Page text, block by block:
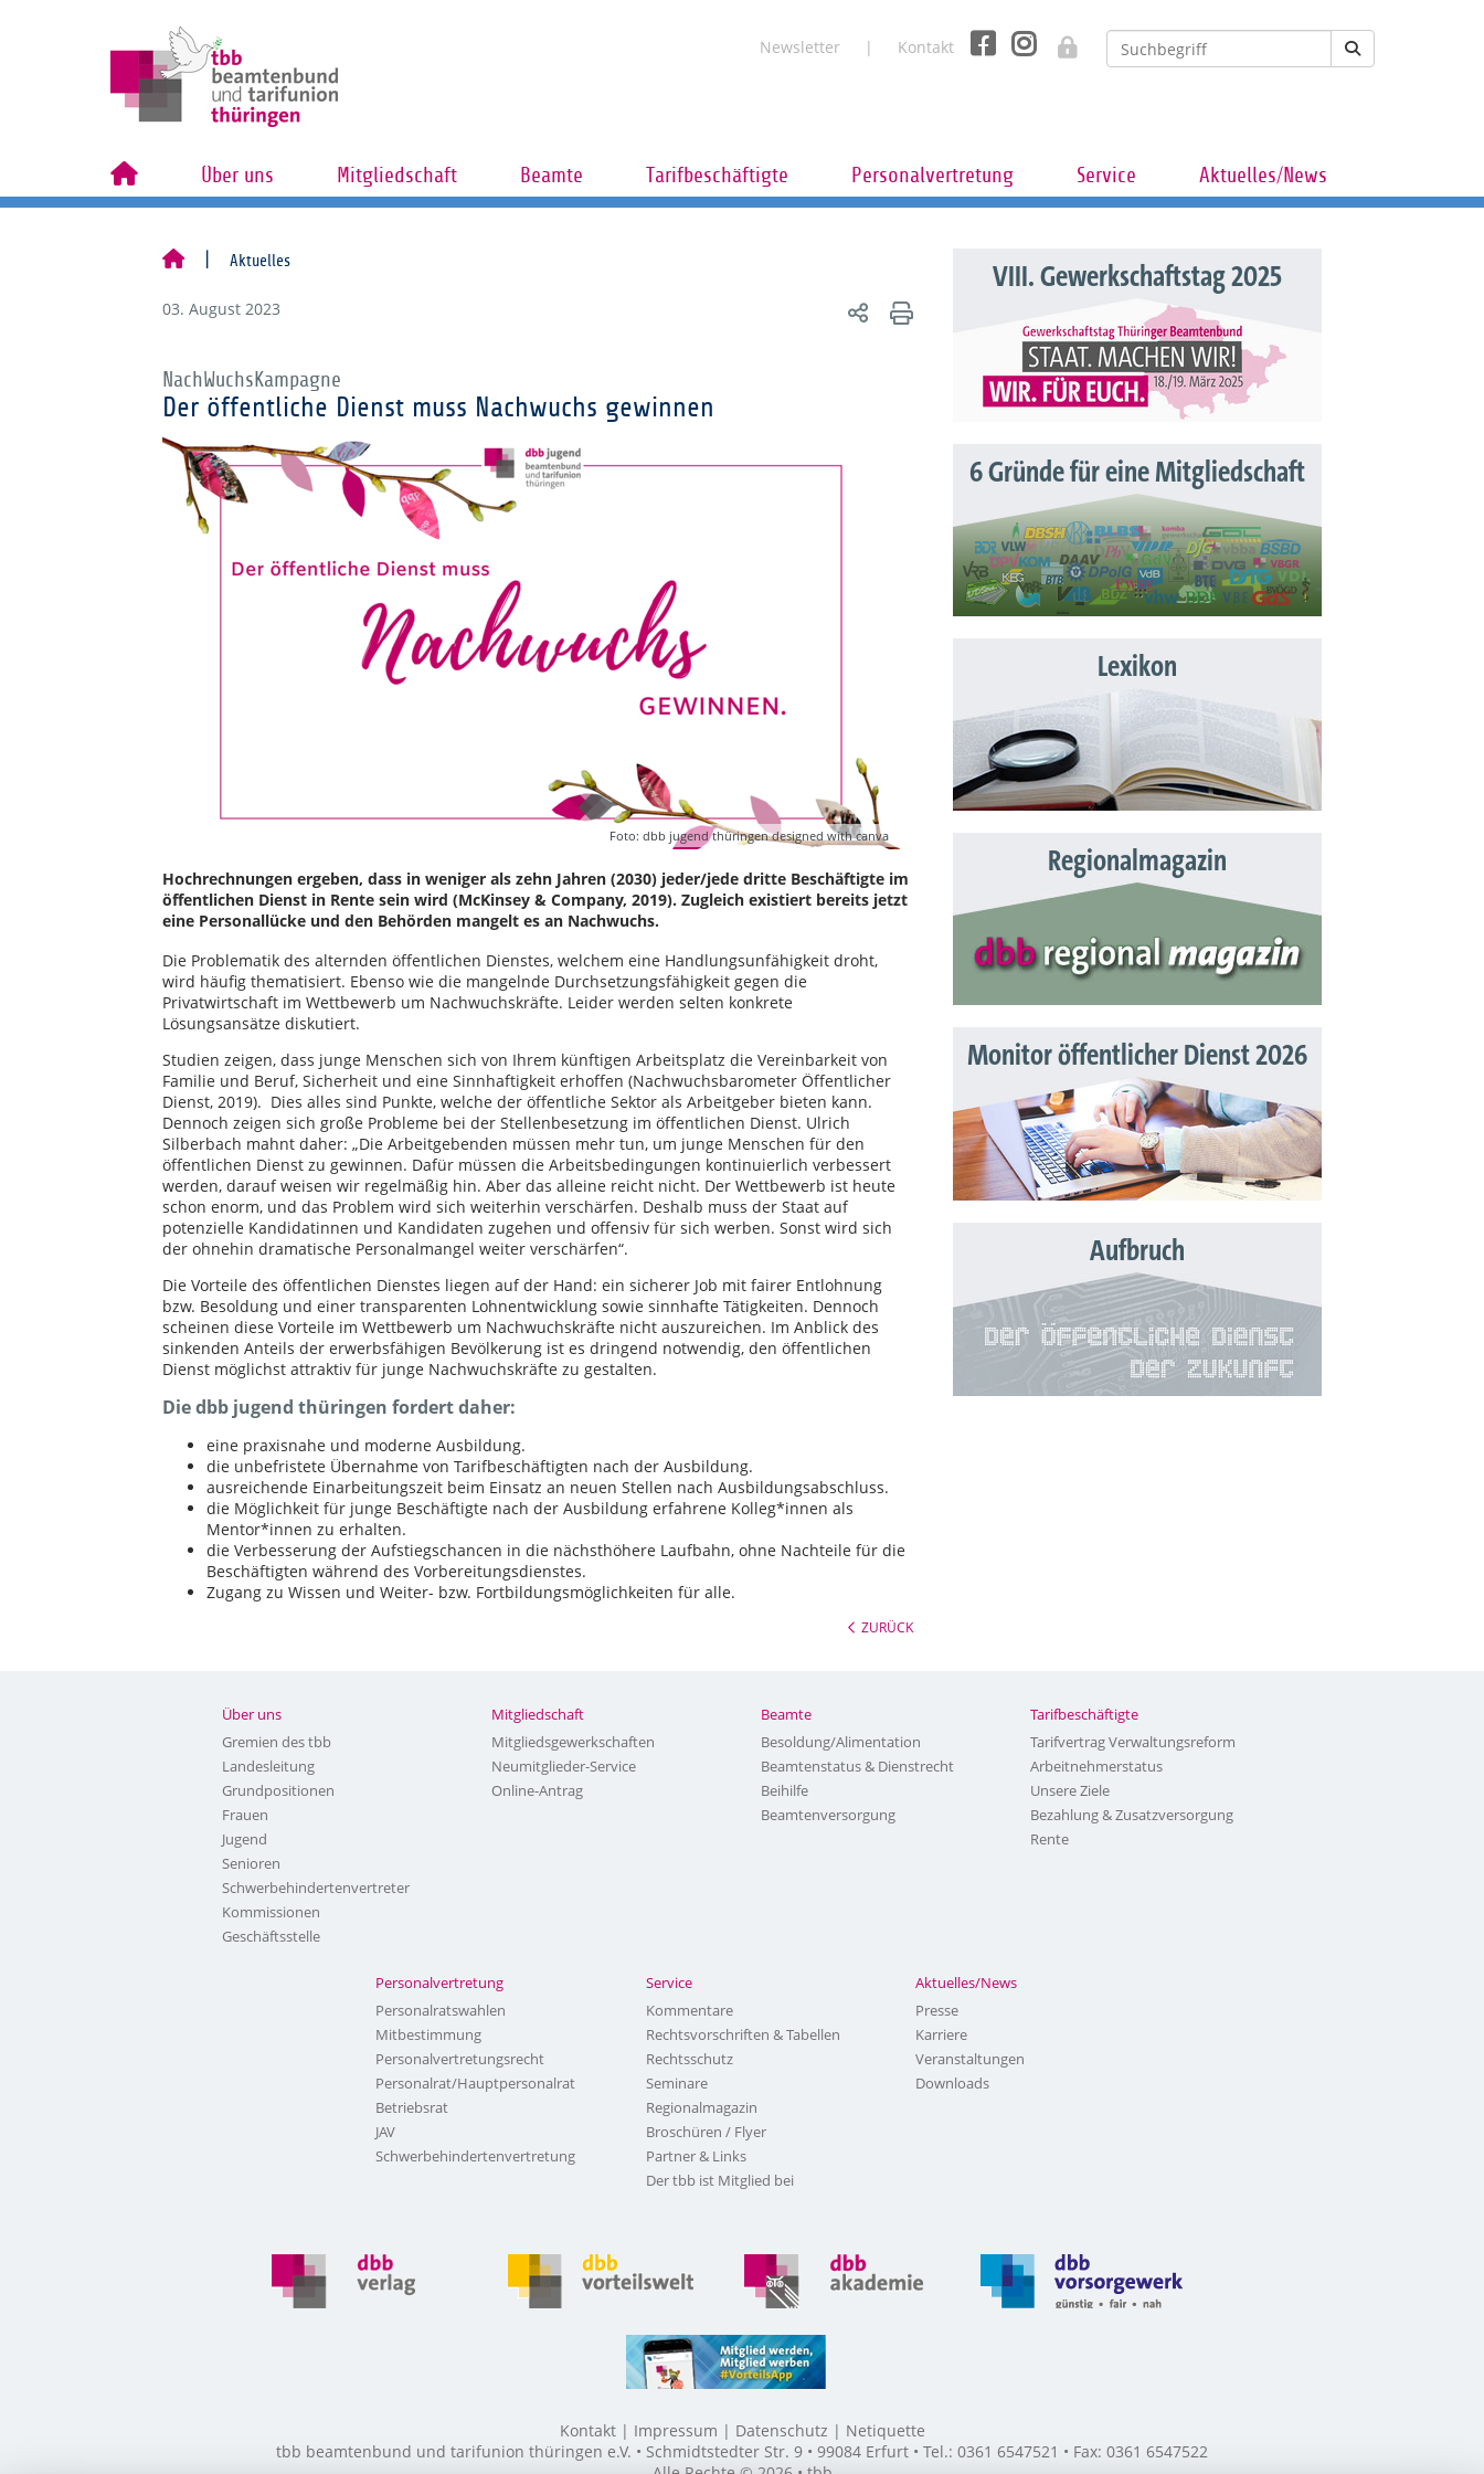
Newsletter Kontakt
Über uns Mitgliedschaft Beamte Tarifbeschäftigte Personalvertretung Service Aktuelles/News
Aktuelles
03. August 2023
NachWuchsKampagne
Der öffentliche Dienst muss Nachwuchs gewinnen
Foto: dbb jugend thüringen designed with canva
Hochrechnungen ergeben, dass in weniger als zehn Jahren (2030) jeder/jede dritte Beschäftigte im
öffentlichen Dienst in Rente sein wird (McKinsey & Company, 2019). Zugleich existiert bereits jetzt
eine Personallücke und den Behörden mangelt es an Nachwuchs.
Die Problematik des alternden öffentlichen Dienstes, welchem eine Handlungsunfähigkeit droht,
wird häufig thematisiert. Ebenso wie die mangelnde Durchsetzungsfähigkeit gegen die
Privatwirtschaft im Wettbewerb um Nachwuchskräfte. Leider werden selten konkrete
Lösungsansätze diskutiert.
Studien zeigen, dass junge Menschen sich von Ihrem künftigen Arbeitsplatz die Vereinbarkeit von
Familie und Beruf, Sicherheit und eine Sinnhaftigkeit erhoffen (Nachwuchsbarometer Öffentlicher
Dienst, 2019). Dies alles sind Punkte, welche der öffentliche Sektor als Arbeitgeber bieten kann.
Dennoch zeigen sich große Probleme bei der Stellenbesetzung im öffentlichen Dienst. Ulrich
Silberbach mahnt daher: „Die Arbeitgebenden müssen mehr tun, um junge Menschen für den
öffentlichen Dienst zu gewinnen. Dafür müssen die Arbeitsbedingungen kontinuierlich verbessert
werden, darauf weisen wir regelmäßig hin. Aber das alleine reicht nicht. Der Wettbewerb ist heute
schon enorm, und das Problem wird sich weiterhin verschärfen. Deshalb muss der Staat auf
potenzielle Kandidatinnen und Kandidaten zugehen und offensiv für sich werben. Sonst wird sich
der ohnehin dramatische Personalmangel weiter verschärfen“.
Die Vorteile des öffentlichen Dienstes liegen auf der Hand: ein sicherer Job mit fairer Entlohnung
bzw. Besoldung und einer transparenten Lohnentwicklung sowie sinnhafte Tätigkeiten. Dennoch
scheinen diese Vorteile im Wettbewerb um Nachwuchskräfte nicht auszureichen. Im Anblick des
sinkenden Anteils der erwerbsfähigen Bevölkerung ist es dringend notwendig, den öffentlichen
Dienst möglichst attraktiv für junge Nachwuchskräfte zu gestalten.
Die dbb jugend thüringen fordert daher:
eine praxisnahe und moderne Ausbildung.
die unbefristete Übernahme von Tarifbeschäftigten nach der Ausbildung.
ausreichende Einarbeitungszeit beim Einsatz an neuen Stellen nach Ausbildungsabschluss.
die Möglichkeit für junge Beschäftigte nach der Ausbildung erfahrene Kolleg*innen als
Mentor*innen zu erhalten.
die Verbesserung der Aufstiegschancen in die nächsthöhere Laufbahn, ohne Nachteile für die
Beschäftigten während des Vorbereitungsdienstes.
Zugang zu Wissen und Weiter- bzw. Fortbildungsmöglichkeiten für alle.
ZURÜCK
VIII. Gewerkschaftstag 2025
6 Gründe für eine Mitgliedschaft
Lexikon
Regionalmagazin
Monitor öffentlicher Dienst 2026
Aufbruch
Über uns
Gremien des tbb
Landesleitung
Grundpositionen
Frauen
Jugend
Senioren
Schwerbehindertenvertreter
Kommissionen
Geschäftsstelle
Mitgliedschaft
Mitgliedsgewerkschaften
Neumitglieder-Service
Online-Antrag
Beamte
Besoldung/Alimentation
Beamtenstatus & Dienstrecht
Beihilfe
Beamtenversorgung
Tarifbeschäftigte
Tarifvertrag Verwaltungsreform
Arbeitnehmerstatus
Unsere Ziele
Bezahlung & Zusatzversorgung
Rente
Personalvertretung
Personalratswahlen
Mitbestimmung
Personalvertretungsrecht
Personalrat/Hauptpersonalrat
Betriebsrat
JAV
Schwerbehindertenvertretung
Service
Kommentare
Rechtsvorschriften & Tabellen
Rechtsschutz
Seminare
Regionalmagazin
Broschüren / Flyer
Partner & Links
Der tbb ist Mitglied bei
Aktuelles/News
Presse
Karriere
Veranstaltungen
Downloads
Kontakt Impressum Datenschutz
Netiquette
tbb beamtenbund und tarifunion thüringen e.V. • Schmidtstedter Str. 9 • 99084 Erfurt • Tel.: 0361 6547521 • Fax: 0361 6547522